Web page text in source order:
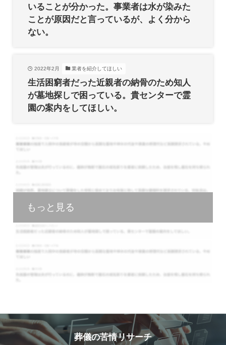
いることが分かった。事業者は水が染みた
ことが原因だと言っているが、よく分から
ない。
2022年2月 業者を紹介してほしい
生活困窮者だった近親者の納骨のため知人
が墓地探しで困っている。貴センターで霊
園の案内をしてほしい。
もっと見る
葬儀の苦情リサーチ